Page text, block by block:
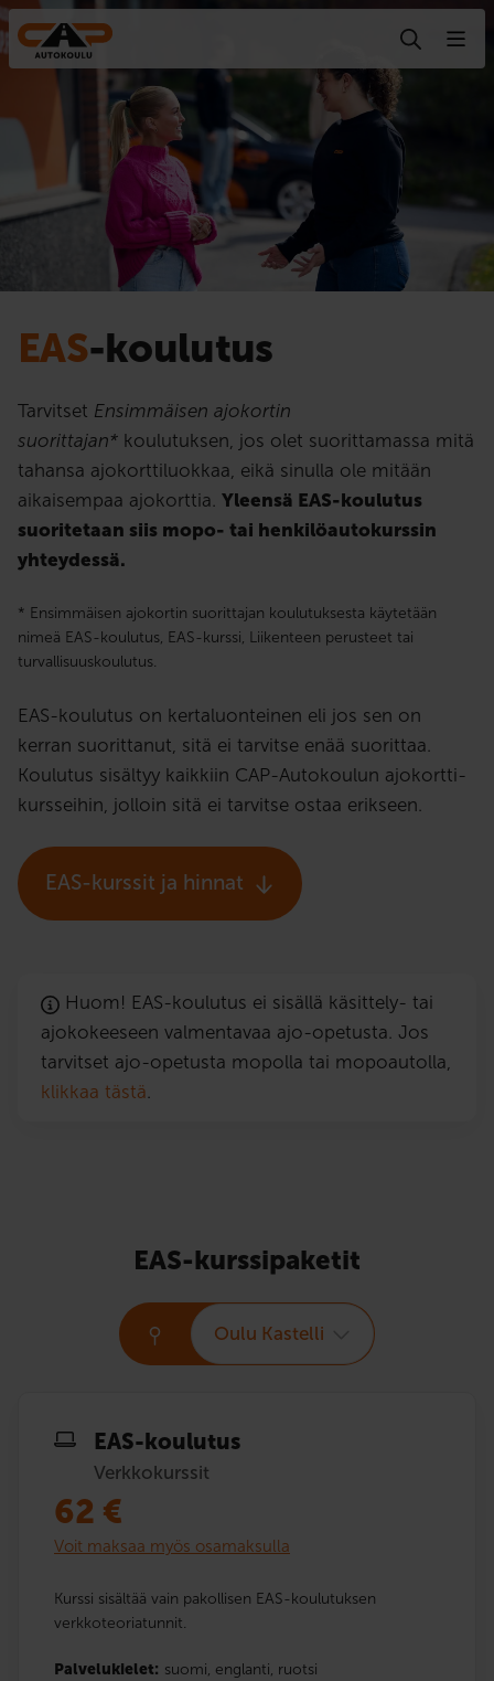
Hyppää sisältöön
EAS-koulutus
Tarvitset Ensimmäisen ajokortin
suorittajan* koulutuksen, jos olet suorittamassa mitä
tahansa ajokorttiluokkaa, eikä sinulla ole mitään
aikaisempaa ajokorttia. Yleensä EAS-koulutus
suoritetaan siis mopo- tai henkilöautokurssin
yhteydessä.
* Ensimmäisen ajokortin suorittajan koulutuksesta käytetään
nimeä EAS-koulutus, EAS-kurssi, Liikenteen perusteet tai
turvallisuuskoulutus.
EAS-koulutus on kertaluonteinen eli jos sen on
kerran suorittanut, sitä ei tarvitse enää suorittaa.
Koulutus sisältyy kaikkiin CAP-Autokoulun ajokortti­
kursseihin, jolloin sitä ei tarvitse ostaa erikseen.
EAS-kurssit ja hinnat
Huom! EAS-koulutus ei sisällä käsittely- tai
ajokokeeseen valmentavaa ajo-opetusta. Jos
tarvitset ajo-opetusta mopolla tai mopoautolla,
klikkaa tästä.
EAS-kurssipaketit
Oulu Kastelli
EAS-koulutus
Verkkokurssit
62 €
Voit maksaa myös osamaksulla
Kurssi sisältää vain pakollisen EAS-koulutuksen
verkkoteoriatunnit.
Palvelukielet: suomi, englanti, ruotsi